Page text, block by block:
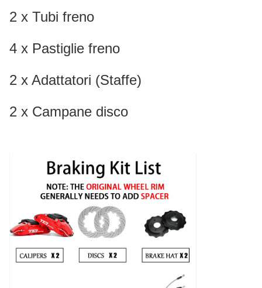
2 x Tubi freno
4 x Pastiglie freno
2 x Adattatori (Staffe)
2 x Campane disco